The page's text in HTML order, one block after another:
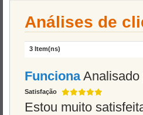
Análises de
3 Item(ns)
FuncionaAnalisado
Satisfação
Estou muito